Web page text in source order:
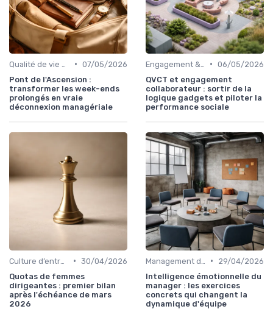
• 07/05/2026
Pont de l'Ascension :
transformer les week-ends
prolongés en vraie
déconnexion managériale
• 06/05/2026
QVCT et engagement
collaborateur : sortir de la
logique gadgets et piloter la
performance sociale
• 30/04/2026
Quotas de femmes
dirigeantes : premier bilan
après l'échéance de mars
2026
•
29/04/2026
Intelligence émotionnelle du
manager : les exercices
concrets qui changent la
dynamique d'équipe